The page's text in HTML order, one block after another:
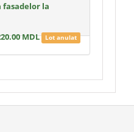
la
MDL Lot anulat